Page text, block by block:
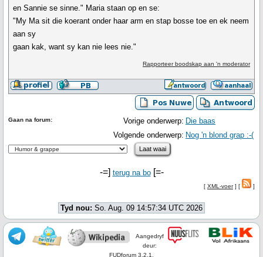
en Sannie se sinne." Maria staan op en se:
"My Ma sit die koerant onder haar arm en stap bosse toe en ek neem
aan sy
gaan kak, want sy kan nie lees nie."
Rapporteer boodskap aan 'n moderator
Vorige onderwerp: Die baas
Volgende onderwerp: Nog 'n blond grap :-(
Gaan na forum:
-=] terug na bo[=-
[ XML-voer] [ ]
Tyd nou: So. Aug. 09 14:57:34 UTC 2026
Aangedryf
deur:
FUDforum 3.2.1.